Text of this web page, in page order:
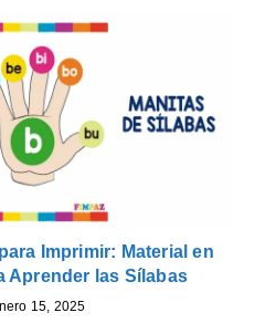
Imprimir: Material en
Aprender las Sílabas
15, 2025